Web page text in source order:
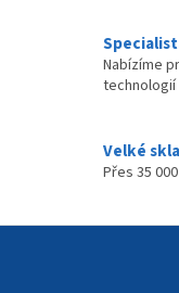
Nabízíme
technologií
Velké
Přes 35